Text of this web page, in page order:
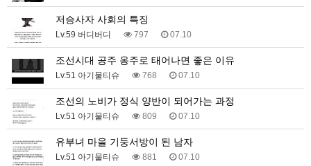
저승사자 사회의 특징
Lv.59 버디버디 797 07.10
조선시대 공주 옹주로 태어나면 좋은 이유
Lv.51 아기물티슈 768 07.10
조선의 노비가 정식 양반이 되어가는 과정
Lv.51 아기물티슈 809 07.10
유부녀 마을 기둥서방이 된 남자
Lv.51 아기물티슈 881 07.10